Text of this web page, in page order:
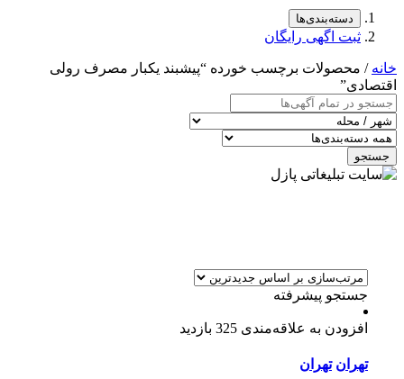
دسته‌بندی‌ها
ثبت اگهی رایگان
خانه / محصولات برچسب خورده “پیشبند یکبار مصرف رولی
اقتصادی”
جستجو
جستجو پیشرفته
افزودن به علاقه‌مندی 325 بازدید
تهران تهران